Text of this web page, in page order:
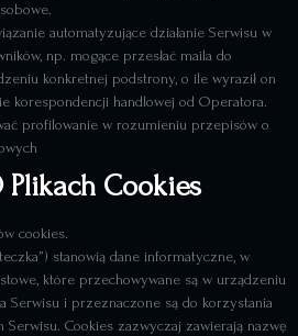
automatyzujące działanie Serwisu w
np. mogące przesłać maila do
konkretnej podstrony, o ile wyraził on
korespondencji handlowej od Operatora.
profilowanie w rozumieniu przepisów o
Cookies
cookies.
stanowią dane informatyczne, w
które przechowywane są w urządzeniu
Serwisu i przeznaczone są do korzystania
Cookies zazwyczaj zawierają nazwę